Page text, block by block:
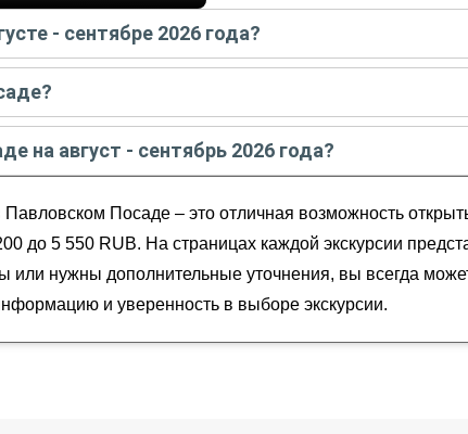
- сентябре 2026 года?
- сентябре 2026года:
в августе - сентябре 2026года:
на август - сентябрь 2026 года?
Посаде – это отличная возможность
до 5 550 RUB. На страницах каждой экскурсии
или нужны дополнительные уточнения, вы всегда
и уверенность в выборе экскурсии.